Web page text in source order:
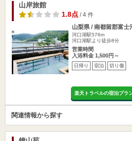
山岸旅館
1.8点/ 4 件
山梨県 / 南都留郡富
河口湖駅576m
河口湖駅より徒歩8分
営業時間
入浴料金 1,500円～
日帰り 宿泊 切り傷
楽天トラベルの宿泊プラ
関連情報から探す